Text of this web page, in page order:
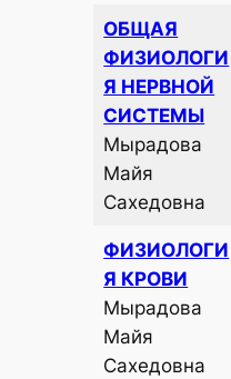
ОБЩАЯ
ФИЗИОЛОГИ
Я НЕРВНОЙ
СИСТЕМЫ
Мырадова
Майя
Сахедовна
ФИЗИОЛОГИ
Я КРОВИ
Мырадова
Майя
Сахедовна